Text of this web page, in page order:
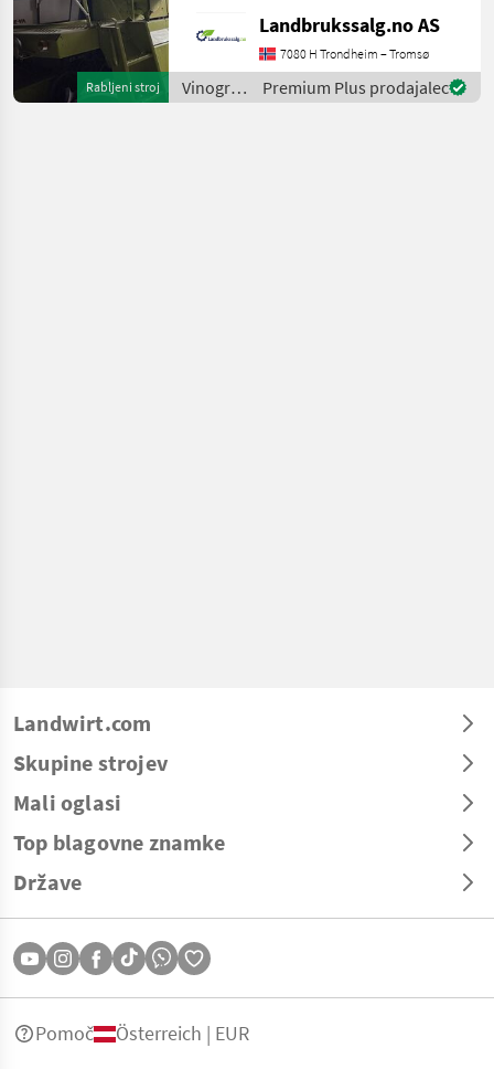
Rabljeni stroj
provide reference number
upon request: 6032 See
en.landbrukssalg.no/6032
for more images Specifi
Landbrukssalg.no AS
7080 H Trondheim – Tromsø
Vinogradništvo
/
Premium Plus prodajalec
Landwirt.com
Skupine strojev
Mali oglasi
Top blagovne znamke
Države
Pomoč Österreich | EUR